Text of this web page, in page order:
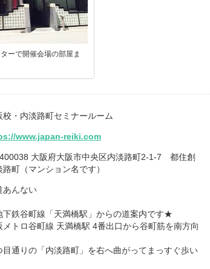
ーで開催会場の部屋ま
校・内淡路町セミナールーム
www.japan-reiki.com
大阪府大阪市中央区内淡路町2-1-7 都住創
路町（マンション名です）
んない
鉄谷町線「天満橋駅」からの道案内です★
メトロ谷町線 天満橋駅 4番出口から谷町筋を南方向
目通りの「内淡路町」を右へ曲がってまっすぐ歩い